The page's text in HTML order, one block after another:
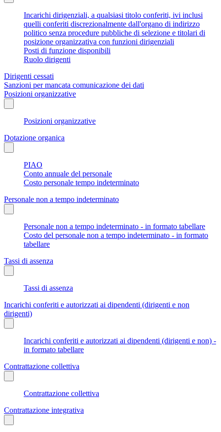
Incarichi dirigenziali, a qualsiasi titolo conferiti, ivi inclusi
quelli conferiti discrezionalmente dall'organo di indirizzo
politico senza procedure pubbliche di selezione e titolari di
posizione organizzativa con funzioni dirigenziali
Posti di funzione disponibili
Ruolo dirigenti
Dirigenti cessati
Sanzioni per mancata comunicazione dei dati
Posizioni organizzative
Posizioni organizzative
Dotazione organica
PIAO
Conto annuale del personale
Costo personale tempo indeterminato
Personale non a tempo indeterminato
Personale non a tempo indeterminato - in formato tabellare
Costo del personale non a tempo indeterminato - in formato
tabellare
Tassi di assenza
Tassi di assenza
Incarichi conferiti e autorizzati ai dipendenti (dirigenti e non
dirigenti)
Incarichi conferiti e autorizzati ai dipendenti (dirigenti e non) -
in formato tabellare
Contrattazione collettiva
Contrattazione collettiva
Contrattazione integrativa